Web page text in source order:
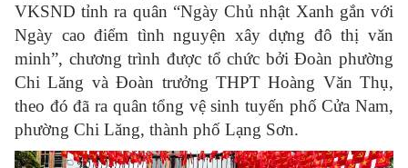
VKSND tỉnh ra quân “Ngày Chủ nhật Xanh gắn với
Ngày cao điểm tình nguyện xây dựng đô thị văn
minh”, chương trình được tổ chức bởi Đoàn phường
Chi Lăng và Đoàn trưởng THPT Hoàng Văn Thụ,
theo đó đã ra quân tổng vệ sinh tuyến phố Cửa Nam,
phường Chi Lăng, thành phố Lạng Sơn.